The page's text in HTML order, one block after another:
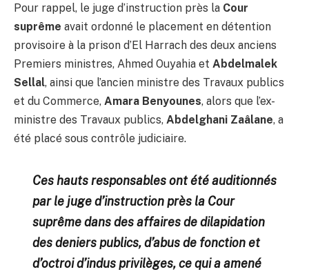
Pour rappel, le juge d’instruction près la Cour
suprême avait ordonné le placement en détention
provisoire à la prison d’El Harrach des deux anciens
Premiers ministres, Ahmed Ouyahia et Abdelmalek
Sellal, ainsi que l’ancien ministre des Travaux publics
et du Commerce, Amara Benyounes, alors que l’ex-
ministre des Travaux publics, Abdelghani Zaâlane, a
été placé sous contrôle judiciaire.
Ces hauts responsables ont été auditionnés
par le juge d’instruction près la Cour
suprême dans des affaires de dilapidation
des deniers publics, d’abus de fonction et
d’octroi d’indus privilèges, ce qui a amené